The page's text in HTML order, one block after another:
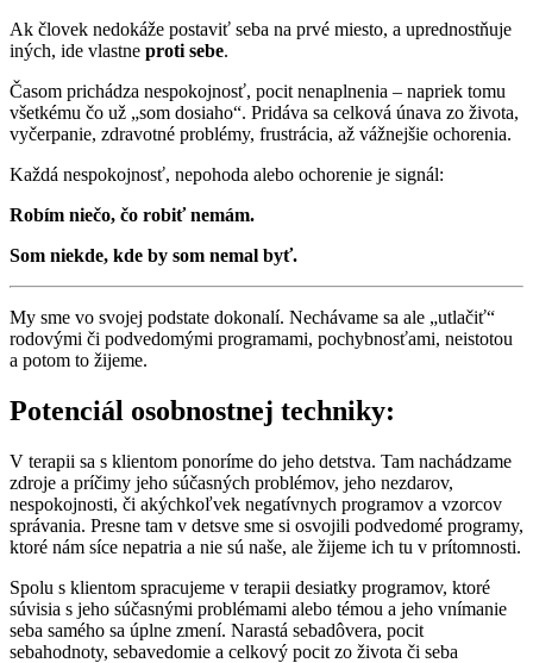
Ak človek nedokáže postaviť seba na prvé miesto, a uprednostňuje
iných, ide vlastne proti sebe.
Časom prichádza nespokojnosť, pocit nenaplnenia – napriek tomu
všetkému čo už „som dosiaho“. Pridáva sa celková únava zo života,
vyčerpanie, zdravotné problémy, frustrácia, až vážnejšie ochorenia.
Každá nespokojnosť, nepohoda alebo ochorenie je signál:
Robím niečo, čo robiť nemám.
Som niekde, kde by som nemal byť.
My sme vo svojej podstate dokonalí. Nechávame sa ale „utlačiť“
rodovými či podvedomými programami, pochybnosťami, neistotou
a potom to žijeme.
Potenciál osobnostnej techniky:
V terapii sa s klientom ponoríme do jeho detstva. Tam nachádzame
zdroje a príčimy jeho súčasných problémov, jeho nezdarov,
nespokojnosti, či akýchkoľvek negatívnych programov a vzorcov
správania. Presne tam v detsve sme si osvojili podvedomé programy,
ktoré nám síce nepatria a nie sú naše, ale žijeme ich tu v prítomnosti.
Spolu s klientom spracujeme v terapii desiatky programov, ktoré
súvisia s jeho súčasnými problémami alebo témou a jeho vnímanie
seba samého sa úplne zmení. Narastá sebadôvera, pocit
sebahodnoty, sebavedomie a celkový pocit zo života či seba